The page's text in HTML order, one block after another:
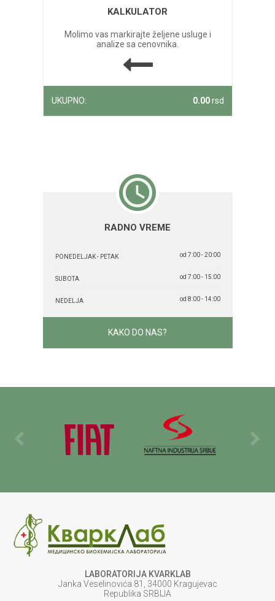
KALKULATOR
Molimo vas markirajte željene usluge i
analize sa cenovnika.
UKUPNO: 0.00rsd
RADNO VREME
PONEDELJAK - PETAK od 7:00 - 20:00
SUBOTA od 7:00 - 15:00
NEDELJA od 8:00 - 14:00
KAKO DO NAS?
LABORATORIJA KVARKLAB
Janka Veselinovića 81, 34000 Kragujevac
Republika SRBIJA